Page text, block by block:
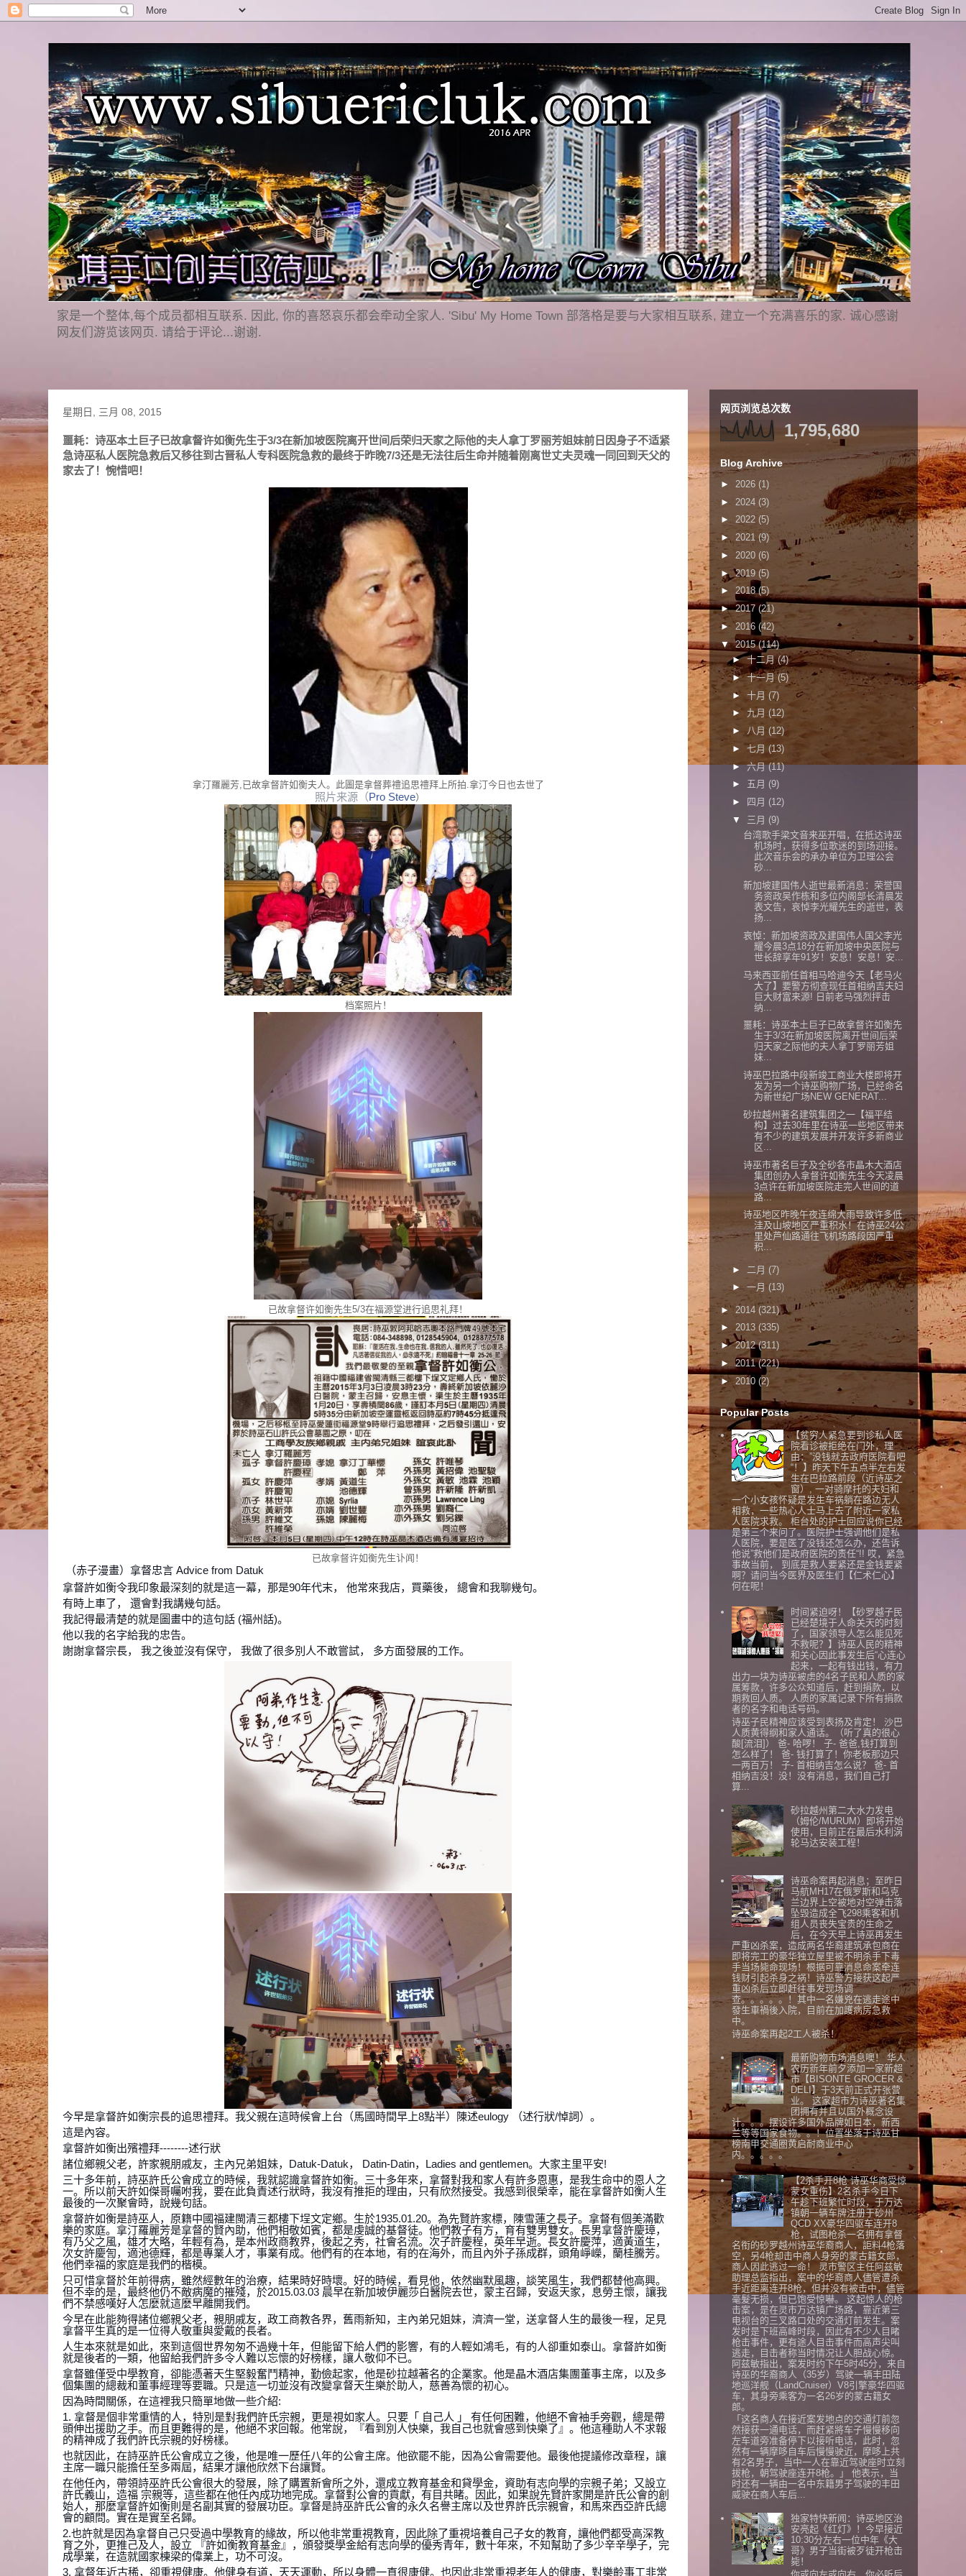
家是一个整体,每个成员都相互联系. 因此, 你的喜怒哀乐都会牵动全家人. 'Sibu' My Home Town 部落格是要与大家相互联系, 建立一个充满喜乐的家. 诚心感谢
网友们游览该网页. 请给于评论...谢谢.
星期日, 三月 08, 2015
噩耗：诗巫本土巨子已故拿督许如衡先生于3/3在新加坡医院离开世间后荣归天家之际他的夫人拿丁罗丽芳姐妹前日因身子不适紧
急诗巫私人医院急救后又移往到古晋私人专科医院急救的最终于昨晚7/3还是无法往后生命并随着刚离世丈夫灵魂一同回到天父的
家去了！惋惜吧！
拿汀羅麗芳,已故拿督許如衡夫人。此圖是拿督葬禮追思禮拜上所拍.拿汀今日也去世了
照片来源（Pro Steve）
档案照片！
已故拿督许如衡先生5/3在福源堂进行追思礼拜！
已故拿督许如衡先生讣闻！
（赤子漫畫）拿督忠言 Advice from Datuk
拿督許如衡令我印象最深刻的就是這一幕，那是90年代末， 他常來我店，買藥後， 總會和我聊幾句。
有時上車了， 還會對我講幾句話。
我記得最清楚的就是圖畫中的這句話 (福州話)。
他以我的名字給我的忠告。
謝謝拿督宗長， 我之後並沒有保守， 我做了很多別人不敢嘗試， 多方面發展的工作。
今早是拿督許如衡宗長的追思禮拜。我父親在這時候會上台（馬國時間早上8點半）陳述eulogy （述行狀/悼詞）。
這是內容。
拿督許如衡出殯禮拜--------述行狀
諸位鄉親父老，許家親朋戚友，主內兄弟姐妹，Datuk-Datuk， Datin-Datin，Ladies and gentlemen。大家主里平安!
三十多年前，詩巫許氏公會成立的時候，我就認識拿督許如衡。三十多年來，拿督對我和家人有許多恩惠，是我生命中的恩人之
一。所以前天許如傑哥囑咐我，要在此負責述行狀時，我沒有推拒的理由，只有欣然接受。我感到很榮幸，能在拿督許如衡人生
最後的一次聚會時，說幾句話。
拿督許如衡是詩巫人，原籍中國福建閩清三都樓下埕文定鄉。生於1935.01.20。為先賢許家標，陳雪蓮之長子。拿督有個美滿歡
樂的家庭。拿汀羅麗芳是拿督的賢內助，他們相敬如賓，都是虔誠的基督徒。他們教子有方，育有雙男雙女。長男拿督許慶璋，
有乃父之風，雄才大略，年輕有為，是本州政商教界，後起之秀，社會名流。次子許慶程，英年早逝。長女許慶萍，適黃道生，
次女許慶訇，適池德輝，都是專業人才，事業有成。他們有的在本地，有的在海外，而且內外子孫成群，頭角崢嶸，蘭桂騰芳。
他們幸福的家庭是我們的楷模。
只可惜拿督於年前得病，雖然經數年的治療，結果時好時壞。好的時候，看見他，依然幽默風趣，談笑風生，我們都替他高興。
但不幸的是，最終他仍不敵病魔的摧殘，於2015.03.03 晨早在新加坡伊麗莎白醫院去世，蒙主召歸，安返天家，息勞主懷，讓我
們不禁感嘆好人怎麼就這麼早離開我們。
今早在此能夠得諸位鄉親父老，親朋戚友，政工商教各界，舊雨新知，主內弟兄姐妹，濟濟一堂，送拿督人生的最後一程，足見
拿督平生真的是一位得人敬重與愛戴的長者。
人生本來就是如此，來到這個世界匆匆不過幾十年，但能留下給人們的影響，有的人輕如鴻毛，有的人卻重如泰山。拿督許如衡
就是後者的一類，他留給我們許多令人難以忘懷的好榜樣，讓人敬仰不已。
拿督雖僅受中學教育，卻能憑著天生堅毅奮鬥精神，勤儉起家，他是砂拉越著名的企業家。他是晶木酒店集團董事主席，以及多
個集團的總裁和董事經理等要職。只是這一切並沒有改變拿督天生樂於助人，慈善為懷的初心。
因為時間關係，在這裡我只簡單地做一些介紹:
1. 拿督是個非常重情的人，特別是對我們許氏宗親，更是視如家人。只要「 自己人 」 有任何困難，他絕不會袖手旁觀，總是帶
頭伸出援助之手。而且更難得的是，他絕不求回報。他常說，『看到別人快樂，我自己也就會感到快樂了』。他這種助人不求報
的精神成了我們許氏宗親的好榜樣。
也就因此，在詩巫許氏公會成立之後，他是唯一歷任八年的公會主席。他欲罷不能，因為公會需要他。最後他提議修改章程，讓
主席一職只能擔任至多兩屆，結果才讓他欣然下台讓賢。
在他任內，帶領詩巫許氏公會很大的發展，除了購置新會所之外，還成立教育基金和貸學金，資助有志向學的宗親子弟；又設立
許氏義山，造福 宗親等，這些都在他任內成功地完成。拿督對公會的貢獻，有目共睹。因此，如果說先賢許家開是許氏公會的創
始人，那麼拿督許如衡則是名副其實的發展功臣。拿督是詩巫許氏公會的永久名譽主席以及世界許氏宗親會，和馬來西亞許氏總
會的顧問。實在是實至名歸。
2.也許就是因為拿督自己只受過中學教育的緣故，所以他非常重視教育，因此除了重視培養自己子女的教育，讓他們都受高深教
育之外，更推己及人，設立 『許如衡教育基金』，頒發獎學金給有志向學的優秀青年，數十年來，不知幫助了多少辛辛學子，完
成學業，在造就國家棟梁的偉業上，功不可沒。
3. 拿督年近古稀，卻重視健康。他健身有道，天天運動，所以身體一直很康健。也因此非常重視老年人的健康，對樂齡事工非常
网页浏览总次数
1,795,680
Blog Archive
► 2026 (1)
► 2024 (3)
► 2022 (5)
► 2021 (9)
► 2020 (6)
►2019 (5)
► 2018(5)
►2017(21)
►2016 (42)
▼2015(114)
►十二月(4)
►十一月(5)
► 十月 (7)
► 九月 (12)
► 八月 (12)
► 七月 (13)
►六月(11)
► 五月 (9)
►
四月 (12)
▼ 三月 (9)
台湾歌手梁文音来巫开唱，在抵达诗巫
机场时，获得多位歌迷的到场迎接。
此次音乐会的承办单位为卫理公会
砂...
新加坡建国伟人逝世最新消息：荣誉国
务资政吴作栋和多位内阁部长清晨发
表文告，哀悼李光耀先生的逝世，表
扬...
哀悼：新加坡资政及建国伟人国父李光
耀今晨3点18分在新加坡中央医院与
世长辞享年91岁！安息！安息！安...
马来西亚前任首相马哈迪今天【老马火
大了】要警方彻查现任首相纳吉夫妇
巨大财富来源! 日前老马强烈抨击
纳...
噩耗：诗巫本土巨子已故拿督许如衡先
生于3/3在新加坡医院离开世间后荣
归天家之际他的夫人拿丁罗丽芳姐
妹...
诗巫巴拉路中段新竣工商业大楼即将开
发为另一个诗巫购物广场，已经命名
为新世纪广场NEW GENERAT...
砂拉越州著名建筑集团之一【福平结
构】过去30年里在诗巫一些地区带来
有不少的建筑发展并开发许多新商业
区...
诗巫市著名巨子及全砂各市晶木大酒店
集团创办人拿督许如衡先生今天凌晨
3点许在新加坡医院走完人世间的道
路...
诗巫地区昨晚午夜连绵大雨导致许多低
洼及山坡地区严重积水！在诗巫24公
里处芦仙路通往飞机场路段因严重
积...
► 二月 (7)
► 一月 (13)
► 2014 (321)
► 2013 (335)
►2012(311)
►2011(221)
► 2010 (2)
Popular Posts
【贫穷人紧急要到诊私人医
院看诊被拒绝在门外，理
由：”没钱就去政府医院看吧
“！】昨天下午五点半左右发
生在巴拉路前段（近诗巫之
窗）, 一对骑摩托的夫妇和
一个小女孩怀疑是发生车祸躺在路边无人
相救，一些热心人士马上去了附近一家私
人医院求救。 柜台处的护士回应说你已经
是第三个来问了。医院护士强调他们是私
人医院，要是医了没钱还怎么办，还告诉
他说”救他们是政府医院的责任“!! 哎，紧急
事故当前， 到底是救人要紧还是金钱要紧
啊？请问当今医界及医生们【仁术仁心】
何在呢！
时间紧迫呀！【砂罗越子民
已经楚境于人命关天的时刻
了，国家领导人怎么能见死
不救呢？】诗巫人民的精神
和关心因此事发生后“心连心
起来，一起有钱出钱，有力
出力一块为诗巫被虏的4名子民和人质的家
属筹款，许多公众知道后，赶到捐款，以
期救回人质。 人质的家属记录下所有捐款
者的名字和电话号码。
诗巫子民精神应该受到表扬及肯定！ 沙巴
人质黄得纲和家人通话。（听了真的很心
酸[流泪]） 爸- 哈啰！ 子- 爸爸,钱打算到
怎么样了！ 爸- 钱打算了！你老板那边只
一两百万！ 子- 首相纳吉怎么说？ 爸- 首
相纳吉没！没！没有消息，我们自己打
算...
砂拉越州第二大水力发电
（姆伦/MURUM）即将开始
使用，目前正在最后水利涡
轮马达安装工程！
诗巫命案再起消息；至昨日
马航MH17在俄罗斯和乌克
兰边界上空被地对空弹击落
坠毁造成全飞298乘客和机
组人员丧失宝贵的生命之
后，在今天早上诗巫再发生
严重凶杀案，造成两名华裔建筑承包商在
即将完工的豪华独立屋里被不明杀手下毒
手当场毙命现场！根据可靠消息命案牵连
钱财引起杀身之祸！诗巫警方接获这起严
重凶杀后立即赶往事发现场调
查。。。。。！其中一名嫌兇在逃走途中
發生車禍後入院，目前在加護病房急救
中。
诗巫命案再起2工人被杀！
最新购物市场消息噢！ 华人
农历新年前夕添加一家新超
市【BISONTE GROCER &
DELI】于3天前正式开张营
业。 这家超市为诗巫著名集
团拥有并且以国外概念设
计。。。摆设许多国外品牌如日本，新西
兰等等国家食物。。！位置坐落于诗巫甘
榜南甲交通圈黄启耐商业中心
内。。。。。
【2杀手开8枪 诗巫华商受惊
蒙女重伤】2名杀手今日下
午趁下班繁忙时段，于万达
镇朝一辆车牌注册于砂州
QCD XX豪华四驱车连开8
枪，试图枪杀一名拥有拿督
名衔的砂罗越州诗巫华裔商人，詎料4枪落
空，另4枪却击中商人身旁的蒙古籍女郎，
商人因此逃过一命！ 灵市警区主任阿兹敏
助理总监指出，案中的华裔商人儘管遭杀
手近距离连开8枪，但并没有被击中，儘管
毫髮无损，但已饱受惊嚇。 这起惊人的枪
击案，是在灵市万达镇广场路，靠近第三
电视台的三叉路口处的交通灯前发生。案
发时是下班高峰时段，因此有不少人目睹
枪击事件，更有途人目击事件而高声尖叫
逃走，目击者称当时情况让人胆战心惊。
阿兹敏指出，案发时约下午5时45分，来自
诗巫的华裔商人（35岁）驾驶一辆丰田陆
地巡洋舰（LandCruiser）V8引擎豪华四驱
车，其身旁乘客为一名26岁的蒙古籍女
郎。
「这名商人在接近案发地点的交通灯前忽
然接获一通电话，而赶紧將车子慢慢移向
左车道旁准备停下以接听电话，此时，忽
然有一辆摩哆自车后慢慢驶近，摩哆上共
有2名男子，当中一人在靠近驾驶座时立刻
拔枪，朝驾驶座连开8枪。」 他表示，当
时还有一辆由一名中东籍男子驾驶的丰田
威驶在商人车后...
独家特快新闻：诗巫地区治
安亮起《红灯》！今早接近
10:30分左右一位中年《大
哥》男子当街被歹徒开枪击
毙！